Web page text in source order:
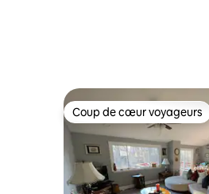
Coup de cœur voyageurs
Coup de cœur voyageurs